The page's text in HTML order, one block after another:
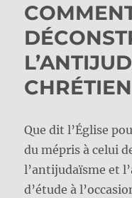
Que dit l’Église
du mépris à celui
l’antijudaïsme et
d’étude à